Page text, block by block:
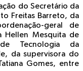
do Secretário da
Freitas Barreto, da
geral de
Hellen Mesquita de
Tecnologia da
da supervisora do
Gomes, entre